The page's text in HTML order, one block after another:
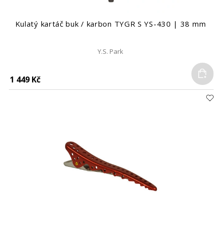
Kulatý kartáč buk / karbon TYGR S YS-430 | 38 mm
Y.S. Park
1 449 Kč